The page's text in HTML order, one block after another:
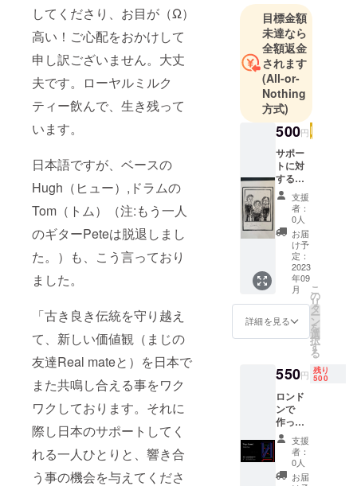
してくださり、お目が（Ω）
高い！ご心配をおかけして
申し訳ございません。大丈
夫です。ローヤルミルク
ティー飲んで、生き残って
います。
日本語ですが、ベースの
Hugh（ヒュー）,ドラムの
Tom（トム）（注:もう一人
のギターPeteは脱退しまし
た。）も、こう言っており
ました。
「古き良き伝統を守り越え
て、新しい価値観（まじの
友達Real mateと）を日本で
また共鳴し合える事をワク
ワクしております。それに
際し日本のサポートしてく
れる一人ひとりと、響き合
う事の機会を与えてくださ
目標金額
未達なら
全額返金
されます
(All-or-
Nothing
方式)
500円
サポー
トに対
する御
礼の
メッ
セー
ジ。
メール
にて
支援
者：
0人
お届
け予
定：
2023
年09
月
詳細を見る
こ
の
リ
タ
ー
ン
を
選
択
す
る
550円 残り
500
ロンド
ンで
作っ
た、名
刺。
True
Vibratio
支援
者：
0人
お届